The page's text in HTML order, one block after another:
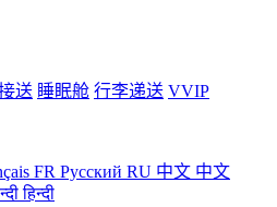
送 睡眠舱 行李递送 VVIP
FR Русский RU 中文 中文
हिन्दी